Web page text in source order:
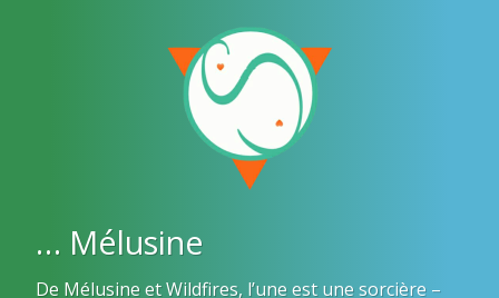
… Mélusine
De Mélusine et Wildfires, l’une est une sorcière –